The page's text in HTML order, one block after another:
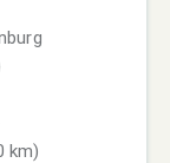
km)